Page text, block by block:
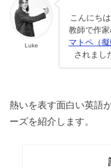
Luke
こんにち
教師で作
マトペ（
されまし
熱いを表す面白い英語
ーズを紹介します。